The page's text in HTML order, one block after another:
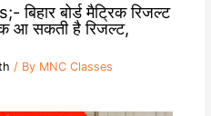
बोर्ड मैट्रिक रिजल्ट
आ सकती है रिजल्ट,
/ By MNC Classes